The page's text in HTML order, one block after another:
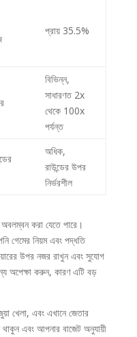
প্রায় 35.5%
বিভিন্ন,
সাধারণত 2x
থেকে 100x
পর্যন্ত
অধিক,
রাউন্ডের উপর
নির্ভরশীল
করা যেতে পারে।
গেমের নিয়ম এবং পদ্ধতি
উপর নজর রাখুন এবং সুযোগ
অপেক্ষা করুন, কারণ এটি বড়
খেলা, এবং এখানে জেতার
এবং আপনার বাজেট অনুযায়ী